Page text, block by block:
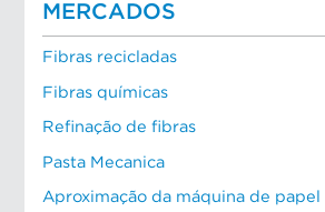
MERCADOS
Fibras recicladas
Fibras químicas
Refinação de fibras
Pasta Mecanica
Aproximação da máquina de papel